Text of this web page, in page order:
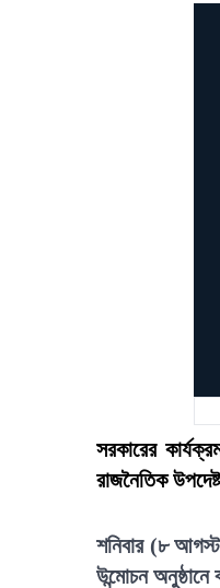
সরকারের
রাজনৈতিক
শনিবার (৮ আগস্ট)
উন্মোচন